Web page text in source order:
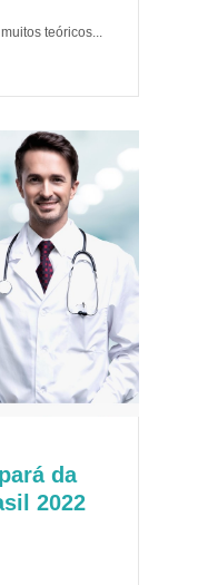
teóricos...
da
2022